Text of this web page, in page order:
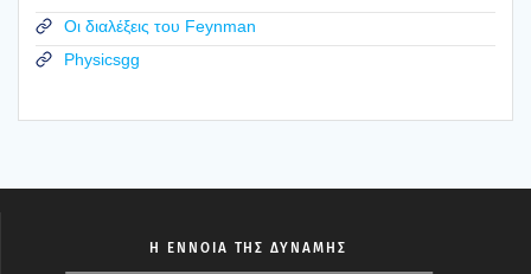
Οι διαλέξεις του Feynman
Physicsgg
Η ΕΝΝΟΙΑ ΤΗΣ ΔΥΝΑΜΗΣ